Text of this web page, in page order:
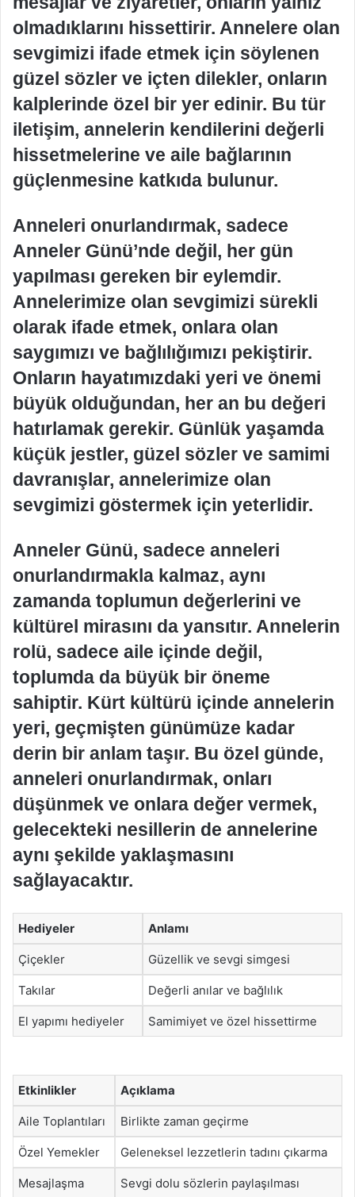
olmadıklarını hissettirir. Annelere olan
sevgimizi ifade etmek için söylenen
güzel sözler ve içten dilekler, onların
kalplerinde özel bir yer edinir. Bu tür
iletişim, annelerin kendilerini değerli
hissetmelerine ve aile bağlarının
güçlenmesine katkıda bulunur.
Anneleri onurlandırmak, sadece
Anneler Günü’nde değil, her gün
yapılması gereken bir eylemdir.
Annelerimize olan sevgimizi sürekli
olarak ifade etmek, onlara olan
saygımızı ve bağlılığımızı pekiştirir.
Onların hayatımızdaki yeri ve önemi
büyük olduğundan, her an bu değeri
hatırlamak gerekir. Günlük yaşamda
küçük jestler, güzel sözler ve samimi
davranışlar, annelerimize olan
sevgimizi göstermek için yeterlidir.
Anneler Günü, sadece anneleri
onurlandırmakla kalmaz, aynı
zamanda toplumun değerlerini ve
kültürel mirasını da yansıtır. Annelerin
rolü, sadece aile içinde değil,
toplumda da büyük bir öneme
sahiptir. Kürt kültürü içinde annelerin
yeri, geçmişten günümüze kadar
derin bir anlam taşır. Bu özel günde,
anneleri onurlandırmak, onları
düşünmek ve onlara değer vermek,
gelecekteki nesillerin de annelerine
aynı şekilde yaklaşmasını
sağlayacaktır.
Hediyeler Anlamı
Çiçekler Güzellik ve sevgi simgesi
Takılar Değerli anılar ve bağlılık
El yapımı hediyeler Samimiyet ve özel hissettirme
Etkinlikler Açıklama
Aile Toplantıları Birlikte zaman geçirme
Özel Yemekler Geleneksel lezzetlerin tadını çıkarma
Mesajlaşma Sevgi dolu sözlerin paylaşılması